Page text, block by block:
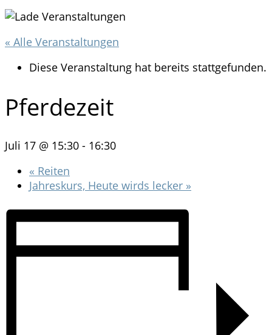
« Alle Veranstaltungen
Diese Veranstaltung hat bereits stattgefunden.
Pferdezeit
Juli 17 @ 15:30 - 16:30
« Reiten
Jahreskurs, Heute wirds lecker »